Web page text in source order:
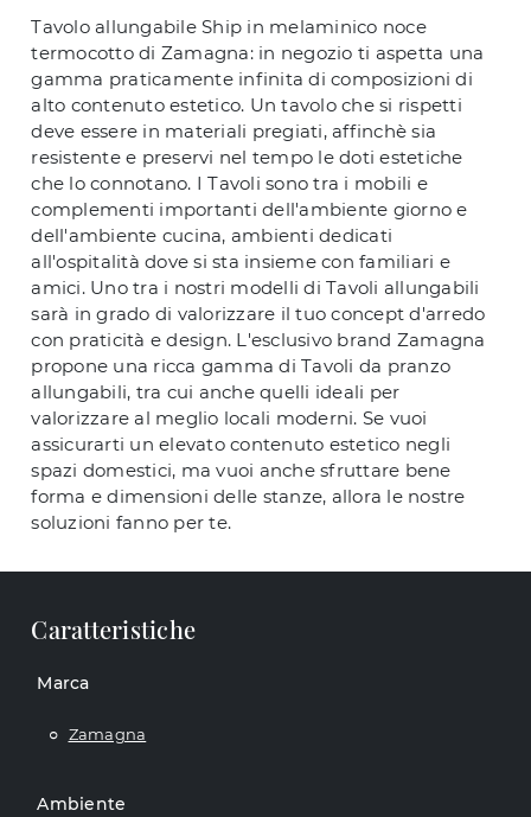
Tavolo allungabile Ship in melaminico noce
termocotto di Zamagna: in negozio ti aspetta una
gamma praticamente infinita di composizioni di
alto contenuto estetico. Un tavolo che si rispetti
deve essere in materiali pregiati, affinchè sia
resistente e preservi nel tempo le doti estetiche
che lo connotano. I Tavoli sono tra i mobili e
complementi importanti dell'ambiente giorno e
dell'ambiente cucina, ambienti dedicati
all'ospitalità dove si sta insieme con familiari e
amici. Uno tra i nostri modelli di Tavoli allungabili
sarà in grado di valorizzare il tuo concept d'arredo
con praticità e design. L'esclusivo brand Zamagna
propone una ricca gamma di Tavoli da pranzo
allungabili, tra cui anche quelli ideali per
valorizzare al meglio locali moderni. Se vuoi
assicurarti un elevato contenuto estetico negli
spazi domestici, ma vuoi anche sfruttare bene
forma e dimensioni delle stanze, allora le nostre
soluzioni fanno per te.
Caratteristiche
Marca
Zamagna
Ambiente